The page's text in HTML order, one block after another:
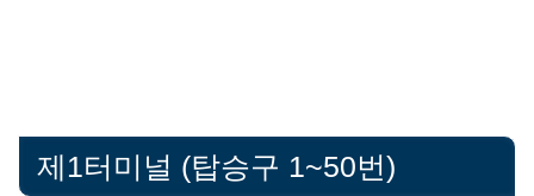
제1터미널 (탑승구 1~50번)